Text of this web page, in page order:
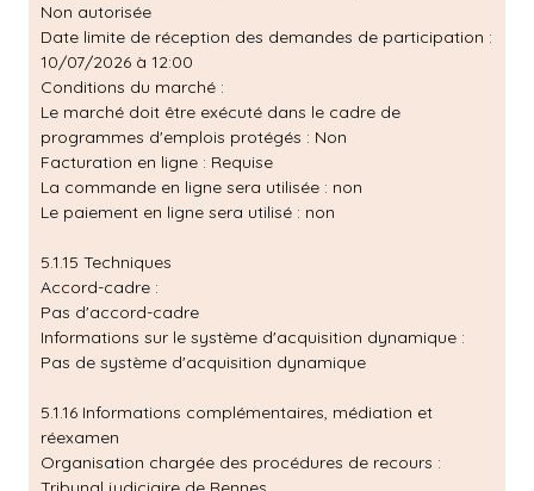
Non autorisée
Date limite de réception des demandes de participation :
10/07/2026 à 12:00
Conditions du marché :
Le marché doit être exécuté dans le cadre de
programmes d'emplois protégés : Non
Facturation en ligne : Requise
La commande en ligne sera utilisée : non
Le paiement en ligne sera utilisé : non
5.1.15 Techniques
Accord-cadre :
Pas d'accord-cadre
Informations sur le système d'acquisition dynamique :
Pas de système d'acquisition dynamique
5.1.16 Informations complémentaires, médiation et
réexamen
Organisation chargée des procédures de recours :